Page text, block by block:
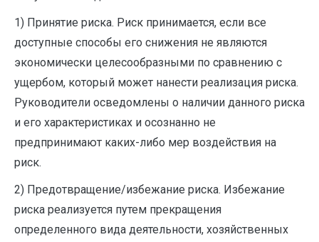
1) Принятие риска. Риск принимается, если все
доступные способы его снижения не являются
экономически целесообразными по сравнению с
ущербом, который может нанести реализация риска.
Руководители осведомлены о наличии данного риска
и его характеристиках и ­осознанно не
предпринимают каких­-либо мер воздействия на
риск.
2) Предотвращение/избежание риска. Избежание
риска реализуется путем прекращения
определенного вида деятельности, хозяйственных